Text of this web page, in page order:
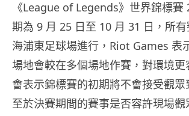
《League of Legends》世界錦標賽
期為 9 月 25 日至 10 月 31 日，所
海浦東足球場進行，Riot Games 表
場地會較在多個場地作賽，對環境
會表示錦標賽的初期將不會接受觀眾
至於決賽期間的賽事是否容許現場